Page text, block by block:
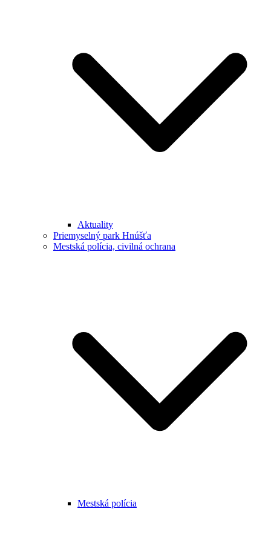
Aktuality
Priemyselný park Hnúšťa
Mestská polícia, civilná ochrana
Mestská polícia